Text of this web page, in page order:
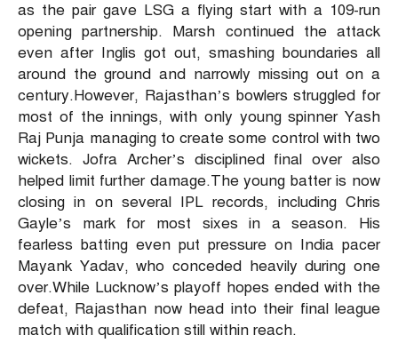
as the pair gave LSG a flying start with a 109-run
opening partnership. Marsh continued the attack
even after Inglis got out, smashing boundaries all
around the ground and narrowly missing out on a
century.However, Rajasthan’s bowlers struggled for
most of the innings, with only young spinner Yash
Raj Punja managing to create some control with two
wickets. Jofra Archer’s disciplined final over also
helped limit further damage.The young batter is now
closing in on several IPL records, including Chris
Gayle’s mark for most sixes in a season. His
fearless batting even put pressure on India pacer
Mayank Yadav, who conceded heavily during one
over.While Lucknow’s playoff hopes ended with the
defeat, Rajasthan now head into their final league
match with qualification still within reach.